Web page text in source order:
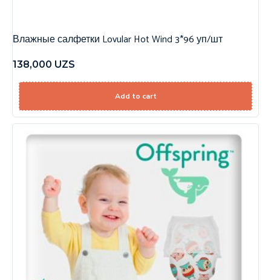
Влажные салфетки Lovular Hot Wind 3*96 уп/шт
138,000 UZS
Add to cart